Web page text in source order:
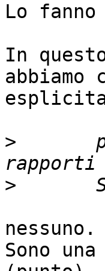
Lo
In
>
>
nessuno.
Sono